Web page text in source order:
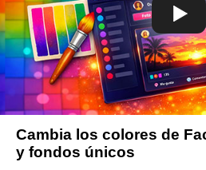
Cambia los colores de
y fondos únicos